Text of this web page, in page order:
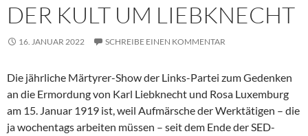
DER KULT UM LIEBKNECHT
16. JANUAR 2022 SCHREIBE EINEN KOMMENTAR
Die jährliche Märtyrer-Show der Links-Partei zum Gedenken
an die Ermordung von Karl Liebknecht und Rosa Luxemburg
am 15. Januar 1919 ist, weil Aufmärsche der Werktätigen – die
ja wochentags arbeiten müssen – seit dem Ende der SED-